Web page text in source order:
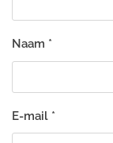
Naam *
E-mail *